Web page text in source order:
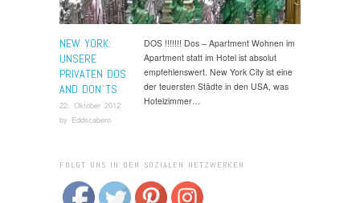
NEW YORK:
UNSERE
PRIVATEN DOS
AND DON`TS
22. Oktober 2012
by Eddscabero
DOS !!!!!!! Dos – Apartment Wohnen im
Apartment statt im Hotel ist absolut
empfehlenswert. New York City ist eine
der teuersten Städte in den USA, was
Hotelzimmer…
FOLGT UNS IN DEN SOZIALEN NETZWERKEN